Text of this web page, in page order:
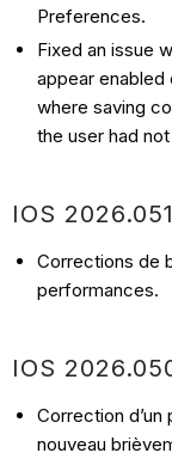
Preferences.
Fixed an issue
appear enabled
where saving
the user had
IOS
Corrections de
performances.
IOS
Correction d’un
nouveau